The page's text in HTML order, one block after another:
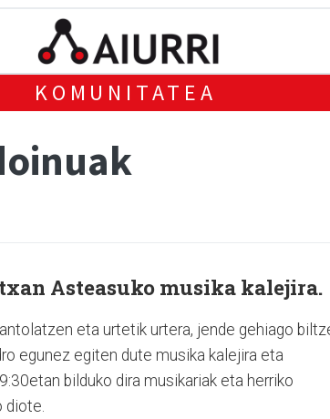
KOMUNITATEA
Asteasuko musika kalejira.
eta urtetik urtera, jende gehiago
egunez egiten dute musika kalejira eta
bilduko dira musikariak eta herriko
diote.